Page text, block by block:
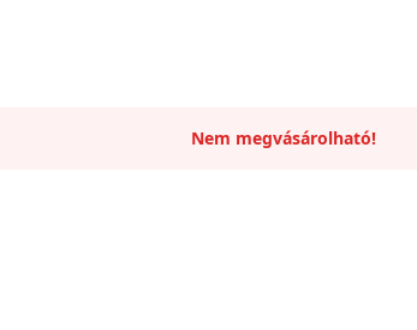
Nem megvásárolható!